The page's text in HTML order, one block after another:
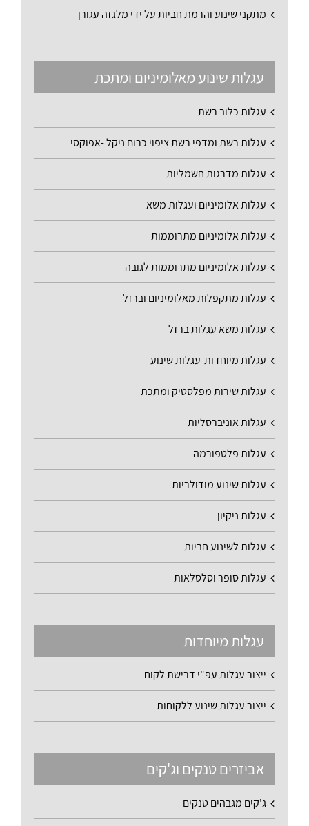
מתקני שינוע והרמת חביות על ידי מלגזה עגורן
עגלות שינוע מאלומיניום ומתכת
עגלות כלוב רשת
עגלות רשת ומדפי רשת ציפוי כרום ניקל -אפוקסי
עגלות מדרגות חשמליות
עגלות אלומיניום ועגלות משא
עגלות אלומיניום מתרוממות
עגלות אלומיניום מתרוממות לגובה
עגלות מתקפלות מאלומיניום וברזל
עגלות משא עגלות ברזל
עגלות מיוחדות-עגלות שינוע
עגלות שירות מפלסטיק ומתכת
עגלות אוניברסליות
עגלות פלטפורמה
עגלות שינוע מודולריות
עגלות ניקיון
עגלות לשינוע חביות
עגלות סופר וסלסלאות
עגלות מיוחדות
ייצור עגלות עפ"י דרישת לקוח
ייצור עגלות שינוע ללקוחות
אביזרים טנקים וג'קים
ג'קים מגבהים טנקים